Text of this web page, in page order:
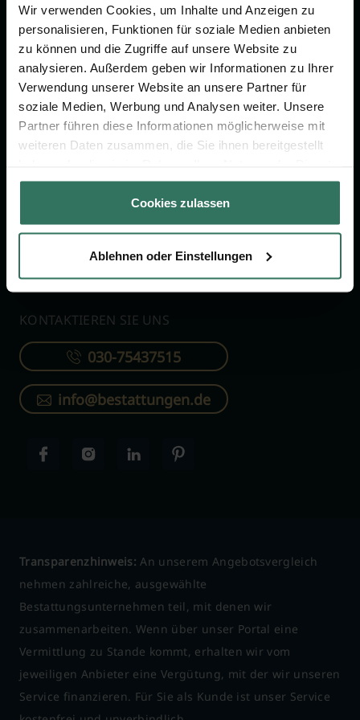
Wir verwenden Cookies, um Inhalte und Anzeigen zu
personalisieren, Funktionen für soziale Medien anbieten
zu können und die Zugriffe auf unsere Website zu
analysieren. Außerdem geben wir Informationen zu Ihrer
Verwendung unserer Website an unsere Partner für
soziale Medien, Werbung und Analysen weiter. Unsere
Partner führen diese Informationen möglicherweise mit
weiteren Daten zusammen, die Sie ihnen bereitgestellt
gesammelt haben.
Cookies zulassen
Ablehnen oder Einstellungen
Jetzt beraten lassen
FÜR SIE
Vergleich
Ratgeber
FÜR BESTATTER
Online-Portal
Kostenlos registrieren
KONTAKTIEREN SIE UNS
030-75437515
info@bestattungen.de
Transparenzhinweis: An unserem Angebotsvergleich
nehmen zahlreiche, ausgewählte
Bestattungsunternehmen teil, mit denen wir
zusammenarbeiten. Wenn über unser Portal eine
Vermittlung zu Stande kommt, erhalten wir vom
jeweiligen Anbieter eine Vergütung, mit der wir unseren
Service finanzieren. Für Sie als Kunde ist unser Service